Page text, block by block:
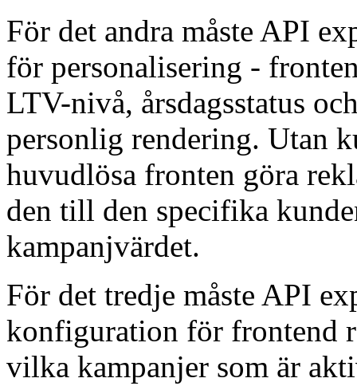
För det andra måste API
för personalisering -
LTV-nivå, årsdagsstatus
personlig rendering. Utan
huvudlösa fronten göra
den till den specifika
kampanjvärdet.
För det tredje måste API
konfiguration för frontend
vilka kampanjer som är